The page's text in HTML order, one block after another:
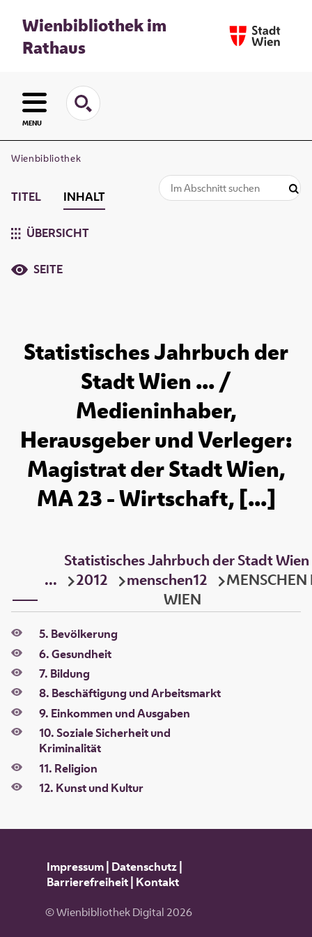
Wienbibliothek im
Rathaus
MENU
Wienbibliothek
TITEL INHALT
ÜBERSICHT
SEITE
Statistisches Jahrbuch der
Stadt Wien ... /
Medieninhaber,
Herausgeber und Verleger:
Magistrat der Stadt Wien,
MA 23 - Wirtschaft, [...]
Statistisches Jahrbuch der Stadt Wien
...
2012 menschen12
MENSCHEN
WIEN
5. Bevölkerung
6. Gesundheit
7. Bildung
8. Beschäftigung und Arbeitsmarkt
9. Einkommen und Ausgaben
10. Soziale Sicherheit und
Kriminalität
11. Religion
12. Kunst und Kultur
Impressum| Datenschutz|
Barrierefreiheit| Kontakt
© Wienbibliothek Digital 2026